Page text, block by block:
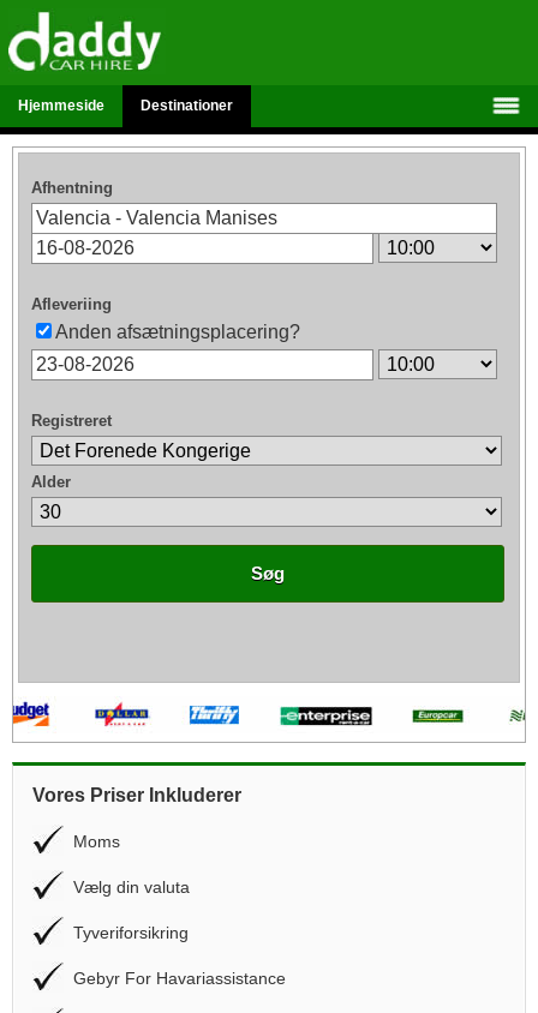
Hjemmeside Destinationer
Afhentning
Afleveriing
Anden afsætningsplacering?
Registreret
Alder
Søg
Vores Priser Inkluderer
Moms
Vælg din valuta
Tyveriforsikring
Gebyr For Havariassistance